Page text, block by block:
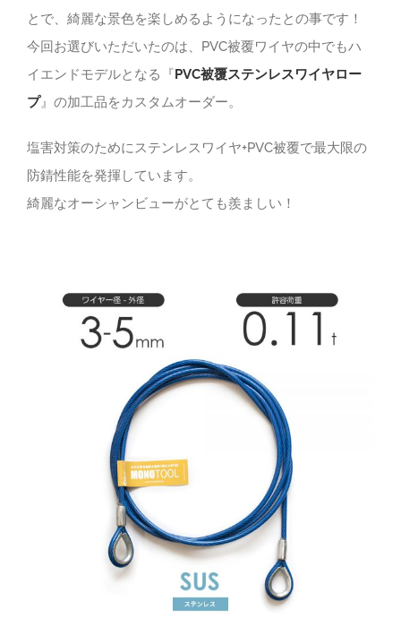
とで、綺麗な景色を楽しめるようになったとの事です！
今回お選びいただいたのは、PVC被覆ワイヤの中でもハ
イエンドモデルとなる『PVC被覆ステンレスワイヤロー
プ』の加工品をカスタムオーダー。
塩害対策のためにステンレスワイヤ+PVC被覆で最大限の
防錆性能を発揮しています。
綺麗なオーシャンビューがとても羨ましい！